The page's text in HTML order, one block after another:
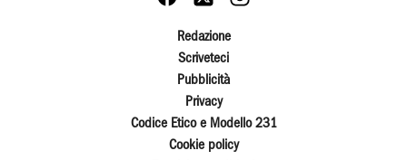
Redazione
Scriveteci
Pubblicità
Privacy
Codice Etico e Modello 231
Cookie policy